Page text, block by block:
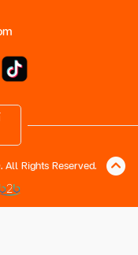
All Rights Reserved.